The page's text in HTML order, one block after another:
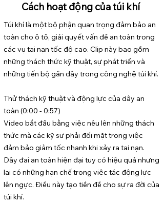
Cách hoạt động của túi khí
Túi khí là một bộ phận quan trọng đảm bảo an
toàn cho ô tô, giải quyết vấn đề an toàn trong
các vụ tai nạn tốc độ cao. Clip này bao gồm
những thách thức kỹ thuật, sự phát triển và
những tiến bộ gần đây trong công nghệ túi khí.
Thử thách kỹ thuật và động lực của dây an
toàn (0:00 - 0:57)
Video bắt đầu bằng việc nêu lên những thách
thức mà các kỹ sư phải đối mặt trong việc
đảm bảo giảm tốc nhanh khi xảy ra tai nạn.
Dây đai an toàn hiện đại tuy có hiệu quả nhưng
lại có những hạn chế trong việc tác động lực
lên ngực. Điều này tạo tiền đề cho sự ra đời của
túi khí.